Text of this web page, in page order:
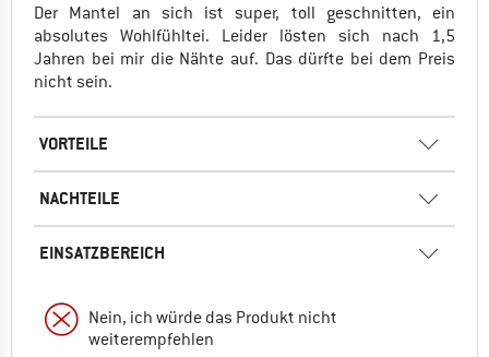
Der Mantel an sich ist super, toll geschnitten, ein
absolutes Wohlfühltei. Leider lösten sich nach 1,5
Jahren bei mir die Nähte auf. Das dürfte bei dem Preis
nicht sein.
VORTEILE
NACHTEILE
EINSATZBEREICH
Nein, ich würde das Produkt nicht
weiterempfehlen